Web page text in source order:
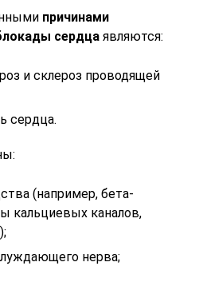
причинами
сердца являются:
и склероз проводящей
сердца.
(например, бета-
кальциевых каналов,
нерва;